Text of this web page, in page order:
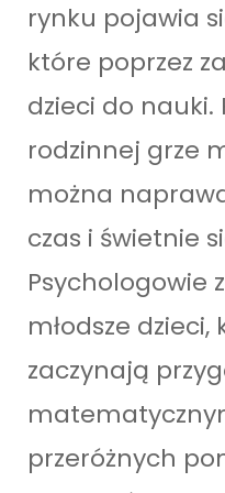
rynku pojawia
które poprzez
dzieci do nauki.
rodzinnej grze
można
czas i świetnie
Psychologowie
młodsze
zaczynają
przeróżnych